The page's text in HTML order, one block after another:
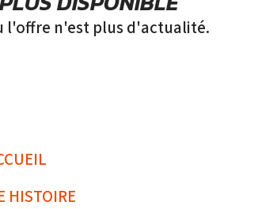
l'offre n'est plus d'actualité.
HISTOIRE